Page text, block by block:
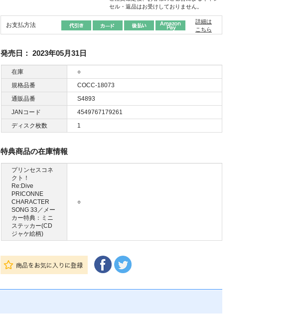
セル・返品はお受けしておりません。
お支払方法
詳細は
こちら
発売日： 2023年05月31日
在庫
○
規格品番
COCC-18073
通販品番
S4893
JANコード
4549767179261
ディスク枚数
1
特典商品の在庫情報
プリンセスコネ
クト！
Re:Dive
PRICONNE
CHARACTER
SONG 33／メー
カー特典：ミニ
ステッカー(CD
ジャケ絵柄)
○